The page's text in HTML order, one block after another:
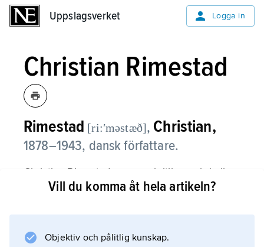
Uppslagsverket Logga in
Christian Rimestad
Rimestad [ri:ʹməstæð], Christian,
1878–1943, dansk författare.
Christian Rimestad var som kritiker och lyriker
präglad av symbolismen. Verk med denna
(1905) och
Vill du komma åt hela artikeln?
Objektiv och pålitlig kunskap.